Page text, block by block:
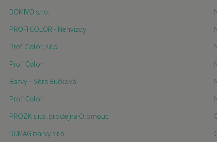
DOMIVO s.r.o.
PROFI COLOR - Nehvizdy
Profi Color, s.r.o.
Profi Color
Barvy – Věra Bučková
Profi Color
PROZK s.r.o. prodejna Olomouc
DUMAG barvy s.r.o